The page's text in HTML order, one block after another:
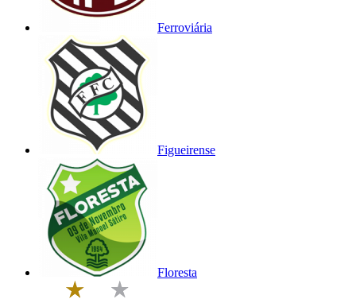
Ferroviária
Figueirense
Floresta